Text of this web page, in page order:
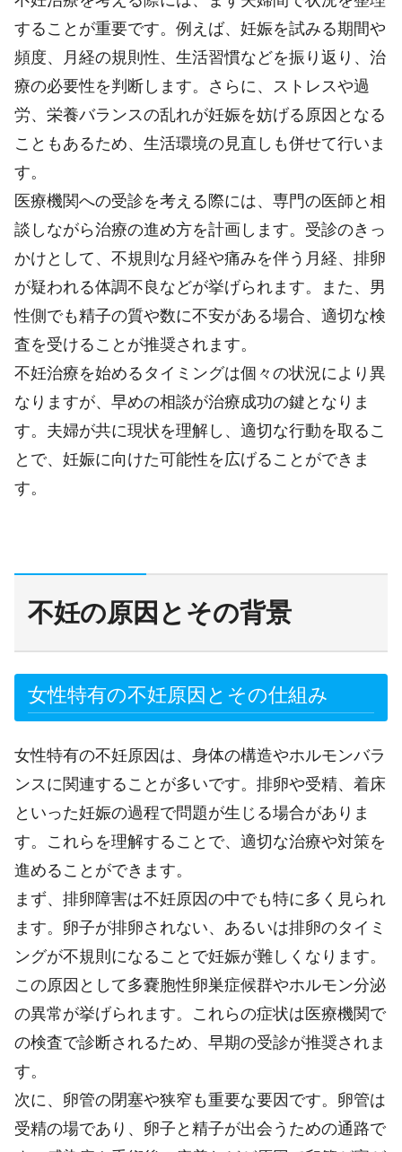
することが重要です。例えば、妊娠を試みる期間や
頻度、月経の規則性、生活習慣などを振り返り、治
療の必要性を判断します。さらに、ストレスや過
労、栄養バランスの乱れが妊娠を妨げる原因となる
こともあるため、生活環境の見直しも併せて行いま
す。
医療機関への受診を考える際には、専門の医師と相
談しながら治療の進め方を計画します。受診のきっ
かけとして、不規則な月経や痛みを伴う月経、排卵
が疑われる体調不良などが挙げられます。また、男
性側でも精子の質や数に不安がある場合、適切な検
査を受けることが推奨されます。
不妊治療を始めるタイミングは個々の状況により異
なりますが、早めの相談が治療成功の鍵となりま
す。夫婦が共に現状を理解し、適切な行動を取るこ
とで、妊娠に向けた可能性を広げることができま
す。
不妊の原因とその背景
女性特有の不妊原因とその仕組み
女性特有の不妊原因は、身体の構造やホルモンバラ
ンスに関連することが多いです。排卵や受精、着床
といった妊娠の過程で問題が生じる場合がありま
す。これらを理解することで、適切な治療や対策を
進めることができます。
まず、排卵障害は不妊原因の中でも特に多く見られ
ます。卵子が排卵されない、あるいは排卵のタイミ
ングが不規則になることで妊娠が難しくなります。
この原因として多嚢胞性卵巣症候群やホルモン分泌
の異常が挙げられます。これらの症状は医療機関で
の検査で診断されるため、早期の受診が推奨されま
す。
次に、卵管の閉塞や狭窄も重要な要因です。卵管は
受精の場であり、卵子と精子が出会うための通路で